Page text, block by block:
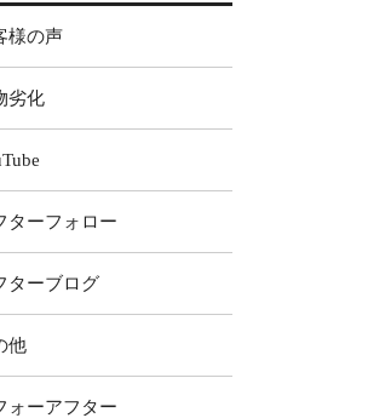
様の声
劣化
ターフォロー
ターブログ
他
ォーアフター